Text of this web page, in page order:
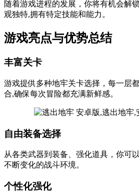
随着游戏进程的发展，你将有机会解
观独特,拥有特定技能和能力。
游戏亮点与优势总结
丰富关卡
游戏提供多种地牢关卡选择，每一层
合,确保每次冒险都充满新鲜感。
自由装备选择
从各类武器到装备、强化道具，你可
不断变化的战斗环境。
个性化强化